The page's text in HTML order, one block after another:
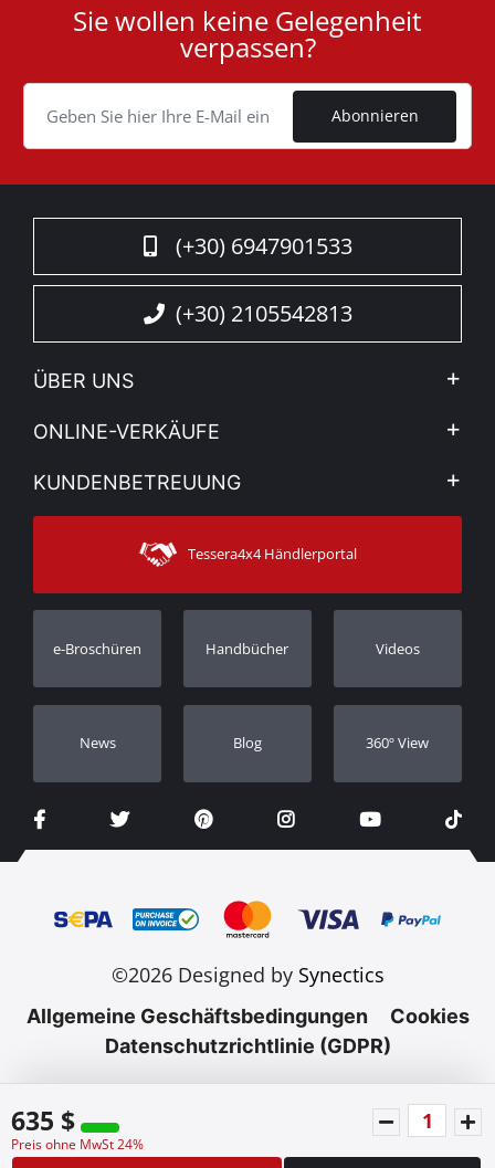
635 $
Preis ohne MwSt 24%
Cookie
Sie wollen keine Gelegenheit
verpassen?
Abonnieren
(+30) 6947901533
(+30) 2105542813
ÜBER UNS
Firma
Sehen Sie unsere Nachrichten
Sitemap
ONLINE-VERKÄUFE
Mein Konto
Versandarten
KUNDENBETREUUNG
Kontakt
Kundendienst
Bestellung verfolgen
Händler
Tessera4x4 Händlerportal
e-Broschüren Handbücher Videos
Νews Blog 360º View
©2026 Designed by Synectics
Allgemeine Geschäftsbedingungen
Cookies
Datenschutzrichtlinie (GDPR)